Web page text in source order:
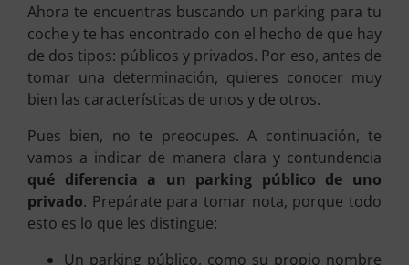
Ahora te encuentras buscando un parking para tu
coche y te has encontrado con el hecho de que hay
de dos tipos: públicos y privados. Por eso, antes de
tomar una determinación, quieres conocer muy
bien las características de unos y de otros.
Pues bien, no te preocupes. A continuación, te
vamos a indicar de manera clara y contundencia
qué diferencia a un parking público de uno
privado. Prepárate para tomar nota, porque todo
esto es lo que les distingue:
Un parking público, como su propio nombre